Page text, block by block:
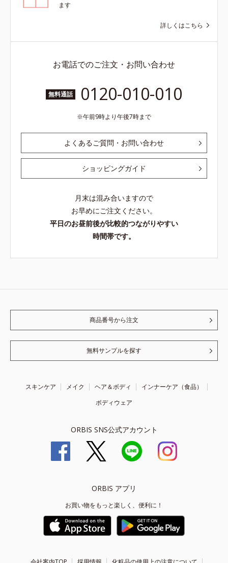
ます
詳しくはこちら
お電話でのご注文・お問い合わせ
無料通話 0120-010-010
午前9時より午後7時まで
よくあるご質問・お問い合わせ
ショッピングガイド
月末は混み合いますので
お早めにご注文ください。
平日のお昼前後が比較的つながりやすい
時間帯です。
商品番号から注文
無料サンプルを探す
スキンケア メイク ヘア＆ボディ
インナーケア（食品）
ボディウェア
ORBIS SNS公式アカウント
ORBIS アプリ
お買い物をもっと楽しく、便利に！